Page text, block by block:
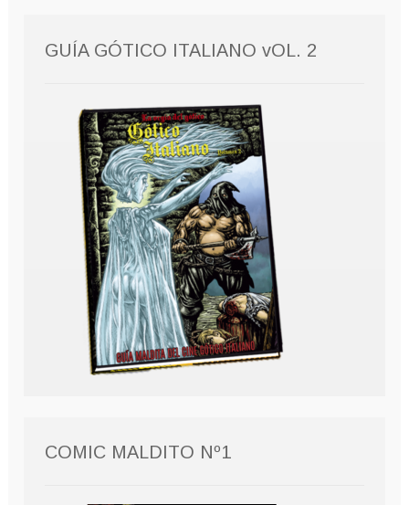
GUÍA GÓTICO ITALIANO vOL. 2
COMIC MALDITO Nº1